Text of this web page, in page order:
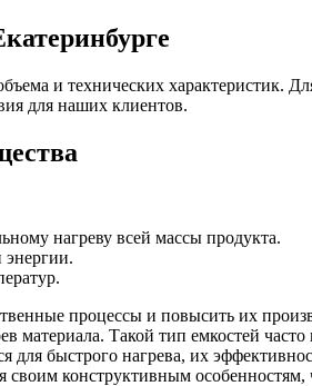
и технических характеристик.
для наших клиентов.
нагреву всей массы продукта.
процессы и повысить их
материала. Такой тип емкостей
для быстрого нагрева, их
своим конструктивным